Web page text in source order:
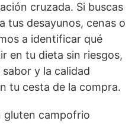
cruzada. Si buscas
tus desayunos, cenas o
a identificar qué
en tu dieta sin riesgos,
y la calidad
tu cesta de la compra.